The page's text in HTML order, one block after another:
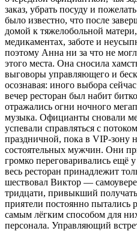
заказ, убрать посуду и
было известно, что после
домой к тяжелобольной
медикаментах, заботе и
поэтому Анна ни за что не
этого места. Она сносила
выговоры управляющего и
осознавая: иного выбора
вечер ресторан был набит
отражались огни ночного
музыка. Официанты сновали
успевали справляться с
праздничной, пока в VIP-зону
состоятельных мужчин. Они
громко переговаривались ещё
весь ресторан принадлежит
шествовал Виктор —
тридцати, привыкший
приятели постоянно пытались
самым лёгким способом для
персонала. Управляющий